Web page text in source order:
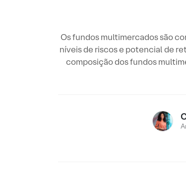
Os fundos multimercados são
níveis de riscos e potencial de
composição dos fundos